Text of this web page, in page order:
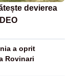
devierea
a oprit
Rovinari